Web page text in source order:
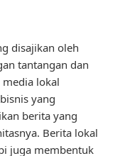
disajikan oleh
tantangan dan
media lokal
yang
berita yang
Berita lokal
juga membentuk